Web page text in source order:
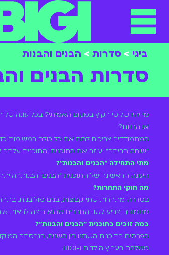
לתוכן
תפריט
ביגי > סדרות > הבנים והבנות
סדרות הבנים
מי יהיו שליטי הקיץ במקום האמיתי? בכל עונה
או הבנות?
המתמודדים צריכים לתת את כל כולם במשימות
"שוחה הביתה" ועוזב את התוכנית. התוכנית עלתה
מתי התחילה ״הבנים והבנות״?
העונה הראשונה של התוכנית ״הבנים והבנות״ הייתה בשנת 2013, בה השתתפו בין היתר: קים אור אזולאי
מה חוקי התחרות?
בסדרה מתחרות שתי קבוצות, בנים מול בנות,
מתמודד יצביע לשני החברים שהוא רוצה לראות
במה זוכים בתוכנית ״הבנים והבנות״?
משלהם בערוץ הילדים ו-BIGI.